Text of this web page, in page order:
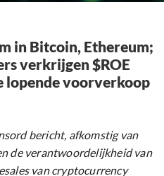
in Bitcoin, Ethereum;
verkrijgen $ROE
lopende voorverkoop
bericht, afkomstig van
de verantwoordelijkheid van
van cryptocurrency